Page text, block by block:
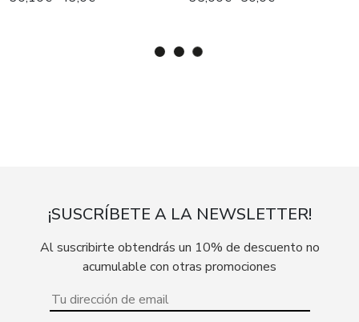
¡SUSCRÍBETE A LA NEWSLETTER!
Al suscribirte obtendrás un 10% de descuento no
acumulable con otras promociones